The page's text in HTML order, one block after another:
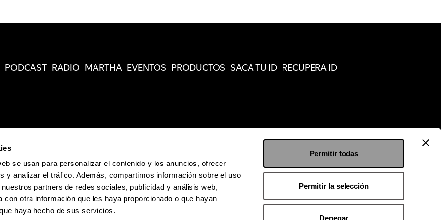
se usan para personalizar el contenido y los anuncios, ofrecer
y analizar el tráfico. Además, compartimos información sobre el uso
partners de redes sociales, publicidad y análisis web,
con otra información que les haya proporcionado o que hayan
haya hecho de sus servicios.
Permitir todas
Permitir la selección
Denegar
PODCAST RADIO MARTHA EVENTOS PRODUCTOS SACA TU ID RECUPERA ID